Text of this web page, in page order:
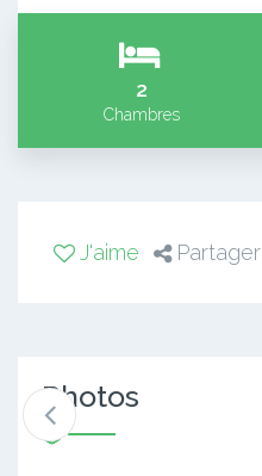
2
Chambres
J'aime Partager
Photos